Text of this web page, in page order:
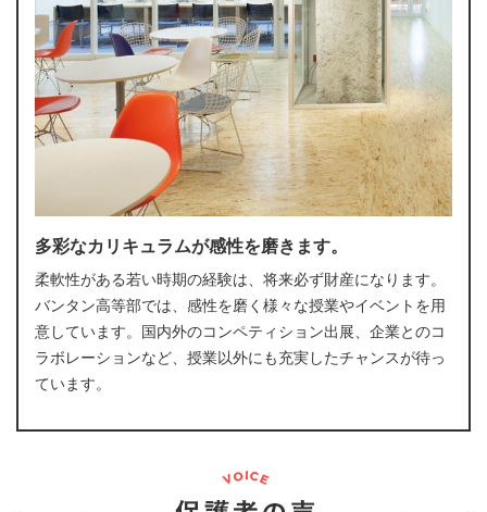
多彩なカリキュラムが感性を磨きます。
柔軟性がある若い時期の経験は、将来必ず財産になります。
バンタン高等部では、感性を磨く様々な授業やイベントを用
意しています。国内外のコンペティション出展、企業とのコ
ラボレーションなど、授業以外にも充実したチャンスが待っ
ています。